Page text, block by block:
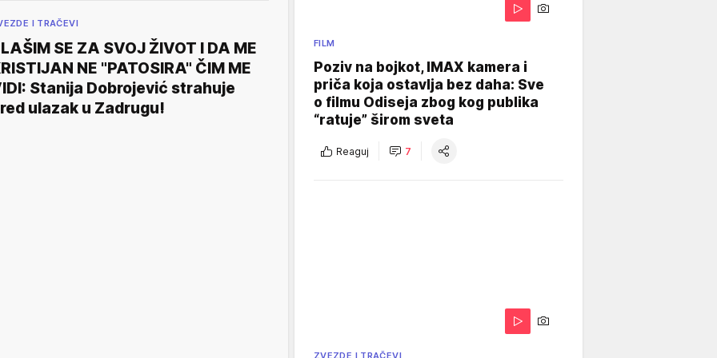
I TRAČEVI
SE ZA SVOJ ŽIVOT I DA ME
NE "PATOSIRA" ČIM ME
Stanija Dobrojević strahuje
ulazak u Zadrugu!
FILM
Poziv na bojkot, IMAX kamera i
priča koja ostavlja bez daha: Sve
o filmu Odiseja zbog kog publika
“ratuje” širom sveta
Reaguj 7
ZVEZDE I TRAČEVI